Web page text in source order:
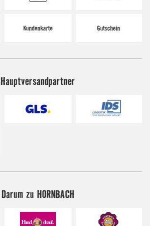
Hauptversandpartner
Darum zu HORNBACH